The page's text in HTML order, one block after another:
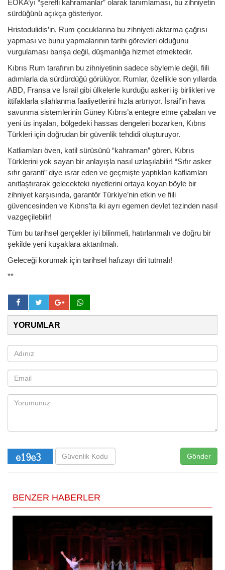
EOKA’yı “şerefli kahramanlar” olarak tanımlaması, bu zihniyetin
sürdüğünü açıkça gösteriyor.
Hristodulidis’in, Rum çocuklarına bu zihniyeti aktarma çağrısı
yapması ve bunu yapmalarının tarihi görevleri olduğunu
vurgulaması barışa değil, düşmanlığa hizmet etmektedir.
Kıbrıs Rum tarafının bu zihniyetinin sadece söylemle değil, fiili
adımlarla da sürdürdüğü görülüyor. Rumlar, özellikle son yıllarda
ABD, Fransa ve İsrail gibi ülkelerle kurduğu askeri iş birlikleri ve
ittifaklarla silahlanma faaliyetlerini hızla artırıyor. İsrail’in hava
savunma sistemlerinin Güney Kıbrıs’a entegre etme çabaları ve
yeni üs inşaları, bölgedeki hassas dengeleri bozarken, Kıbrıs
Türkleri için doğrudan bir güvenlik tehdidi oluşturuyor.
Katliamları öven, katil sürüsünü “kahraman” gören, Kıbrıs
Türklerini yok sayan bir anlayışla nasıl uzlaşılabilir! “Sıfır asker
sıfır garanti” diye ısrar eden ve geçmişte yaptıkları katliamları
anıtlaştırarak gelecekteki niyetlerini ortaya koyan böyle bir
zihniyet karşısında, garantör Türkiye’nin etkin ve fiili
güvencesinden ve Kıbrıs’ta iki ayrı egemen devlet tezinden nasıl
vazgeçilebilir!
Tüm bu tarihsel gerçekler iyi bilinmeli, hatırlanmalı ve doğru bir
şekilde yeni kuşaklara aktarılmalı.
Geleceği korumak için tarihsel hafızayı diri tutmalı!
**
YORUMLAR
Gönder
BENZER HABERLER